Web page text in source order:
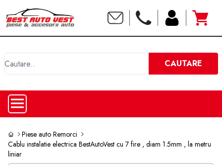
CAUTARE
Piese auto Remorci
Cablu instalatie electrica BestAutoVest cu 7 fire , diam 1.5mm , la metru
liniar